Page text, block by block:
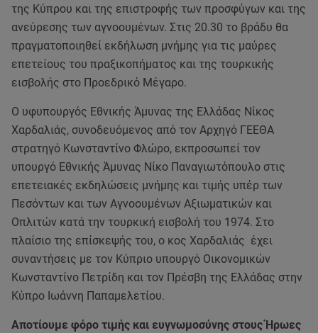
της Κύπρου και της επιστροφής των προσφύγων και της
ανεύρεσης των αγνοουμένων. Στις 20.30 το βράδυ θα
πραγματοποιηθεί εκδήλωση μνήμης για τις μαύρες
επετείους του πραξικοπήματος και της τουρκικής
εισβολής στο Προεδρικό Μέγαρο.
O υφυπουργός Εθνικής Άμυνας της Ελλάδας Νίκος
Χαρδαλιάς, συνοδευόμενος από τον Αρχηγό ΓΕΕΘΑ
στρατηγό Κωνσταντίνο Φλώρο, εκπροσωπεί τον
υπουργό Εθνικής Άμυνας Νίκο Παναγιωτόπουλο στις
επετειακές εκδηλώσεις μνήμης και τιμής υπέρ των
Πεσόντων και των Αγνοουμένων Αξιωματικών και
Οπλιτών κατά την τουρκική εισβολή του 1974. Στο
πλαίσιο της επίσκεψής του, ο κος Χαρδαλιάς έχει
συναντήσεις με τον Κύπριο υπουργό Οικονομικών
Κωνσταντίνο Πετρίδη και τον Πρέσβη της Ελλάδας στην
Κύπρο Ιωάννη Παπαμελετίου.
Αποτίουμε φόρο τιμής και ευγνωμοσύνης στους Ήρωες